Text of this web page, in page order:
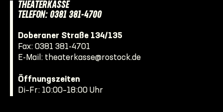
THEATERKASSE
TELEFON: 0381 381-4700
Doberaner Straße 134/135
Fax: 0381 381-4701
E-Mail: theaterkasse@rostock.de
Öffnungszeiten
Di–Fr: 10:00–18:00 Uhr